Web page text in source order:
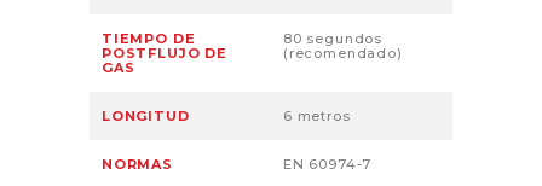
TIEMPO DE
POSTFLUJO DE
GAS
80 segundos
(recomendado)
LONGITUD 6 metros
NORMAS EN 60974-7